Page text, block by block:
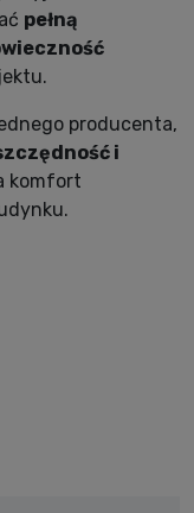
pełną
producenta,
i
komfort